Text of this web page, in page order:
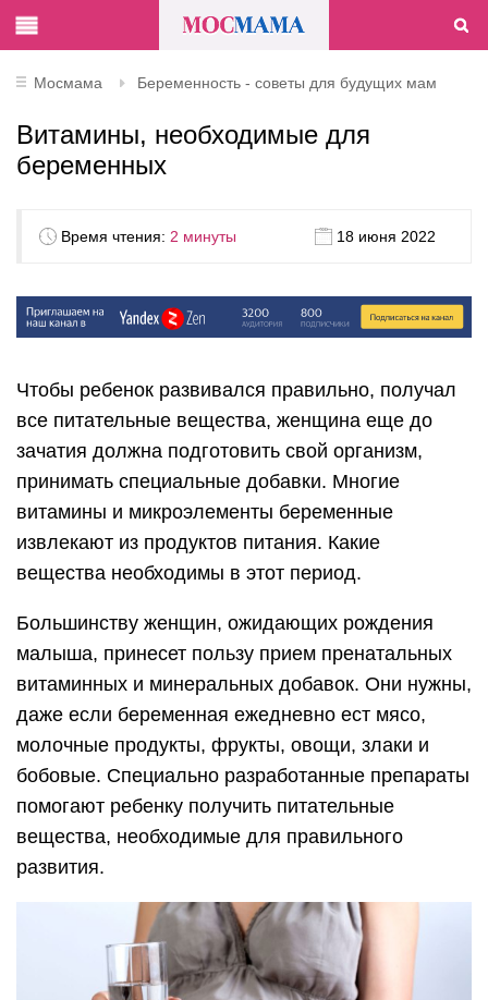
Мосмама Беременность - советы для будущих мам
Витамины, необходимые для
беременных
Время чтения: 2 минуты 18 июня 2022
Чтобы ребенок развивался правильно, получал
все питательные вещества, женщина еще до
зачатия должна подготовить свой организм,
принимать специальные добавки. Многие
витамины и микроэлементы беременные
извлекают из продуктов питания. Какие
вещества необходимы в этот период.
Большинству женщин, ожидающих рождения
малыша, принесет пользу прием пренатальных
витаминных и минеральных добавок. Они нужны,
даже если беременная ежедневно ест мясо,
молочные продукты, фрукты, овощи, злаки и
бобовые. Специально разработанные препараты
помогают ребенку получить питательные
вещества, необходимые для правильного
развития.